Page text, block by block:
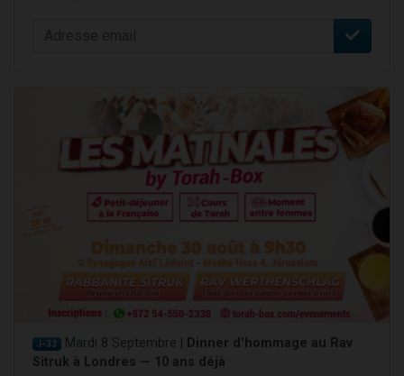
J-33 Mardi 8 Septembre |
Dinner d'hommage au Rav
Sitruk à Londres — 10 ans déjà